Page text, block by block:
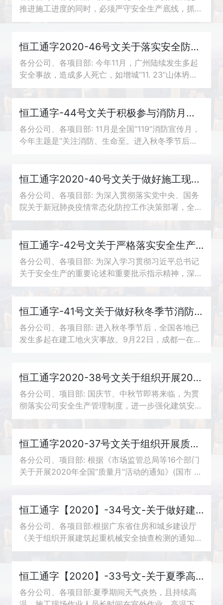
推进施工进度的同时，必须严守安全生产底线，抓好
抓牢抓实各项安全生产措施，进一步巩固现场安全生
恒工通字2020-46号文关于落实安全防范措施，做好安全生产工作的通知
各分公司、各项目部: 今年11月，广州陆续发生多起
安全事故，造成多人死亡，如增城“11. 23”山体坍塌
事件、天河“11●24”高坠事故等。为进一步强化施工
现场安全生产条件，积极稳妥推动公司发展...
恒工通字-44号文关于积极参与消防月活动的通知
各分公司、各项目部: 11月是全国“119”消防宣传月，
今年主题是“关注消防、生命至。进入秋冬季节后，
恒工通字2020-40号文关于做好施工现场新冠疫情常态化防控措施的通知
各分公司、各项目部: 为深入贯彻落实党中央、国务
院关于新冠肺炎疫情常态化防控工作决策部署，全面
落实“外防输入、内防反弹”的总体防控策略，根据住
房和城乡建设部办公厅《关于印发房屋建筑和...
恒工通字-42号文关于严格落实安全生产检查月专项行动通知
各分公司、各项目部: 为深入学习贯彻习近平总书记
关于安全生产的重要论述和重要批示指示精神，深刻
汲取今年以来广东省房屋市政工程发生多起较大事故
的惨痛教训，各分公司、项目部要按照广东省住...
恒工通字-41号文关于做好秋冬季节消防安全工作的通知
各分公司、各项目部: 进入秋冬季节后，全国各地已
发生多起在建工地火灾事故。9月22日，成都一在建
恒工通字2020-38号文关于组织开展2020年国庆节中秋节前安全生产自查自纠通知
各分公司、项目部: 国庆节、中秋节即将来临，为贯
彻落实公司安全生产管理制度，进一步强化建筑安全
生产工作，有效防范和遏制建筑安全生产事故的发
生，各分公司、项目部应在国庆节、中秋节前组织...
恒工通字2020-37号文关于组织开展质量月活动通知
各分公司、项目部: 根据《市场监管总局等16个部门
关于开展2020年全国“质量月”活动的通知》(国市 监
组织开展2020年“质量月”系列活动的通知》...
恒工通字【2020】-34号文-关于做好建筑起重机械安全自查自纠的通知
各分公司、各项目部:根据广东省住房和城乡建设厅
《关于组织开展建筑起重机械安全抽查检测的通知》
文件精神，为进一步强化建筑起重机械使用安全，有
效遏制安全生产事故的发生，各分公司、项目部必...
恒工通字【2020】-33号文-关于夏季高温作业预防中暑的通知
各分公司、各项目部:夏季期间天气炎热，且持续高